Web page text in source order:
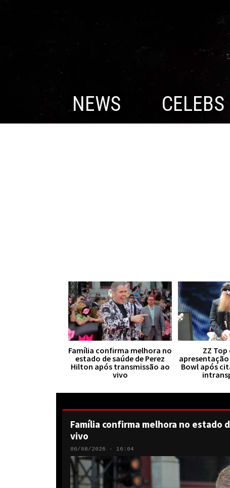
NEWS CELEBS
Família confirma melhora no
estado de saúde de Perez
Hilton após transmissão ao
vivo
ZZ Top
Bowl após
Família confirma melhora no estado
vivo
06/08/2026 · 16:04